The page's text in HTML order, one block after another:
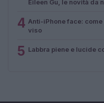
Eileen Gu, le novità da
4 Anti-iPhone face:
viso
5 Labbra piene e lucide